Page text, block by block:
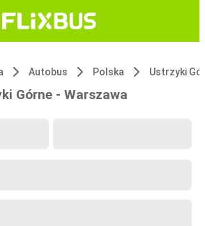
Autobus Polska Ustrzyki
Górne - Warszawa